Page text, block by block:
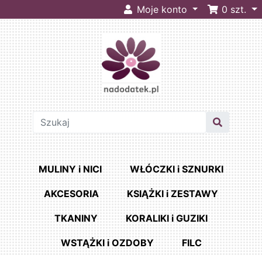
Moje konto 0 szt.
MULINY i NICI WŁÓCZKI i SZNURKI
AKCESORIA KSIĄŻKI i ZESTAWY
TKANINY KORALIKI i GUZIKI
WSTĄŻKI i OZDOBY FILC